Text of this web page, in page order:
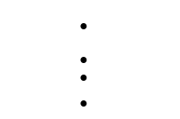
●
●
●
●